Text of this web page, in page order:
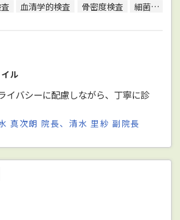
血清学的検査 骨密度検査 細菌検査
ル
イバシーに配慮しながら、丁寧に診
真次朗 院長、清水 里紗 副院長